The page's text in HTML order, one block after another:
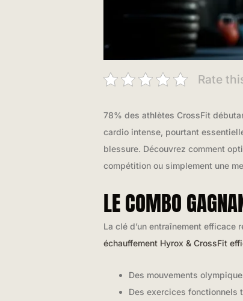
Rate
78% des athlètes CrossFit
cardio intense, pourtant
blessure. Découvrez comment
compétition ou simplement une
LE COMBO
La clé d’un entraînement
échauffement Hyrox & CrossFit
Des mouvements
Des exercices fonctionnels